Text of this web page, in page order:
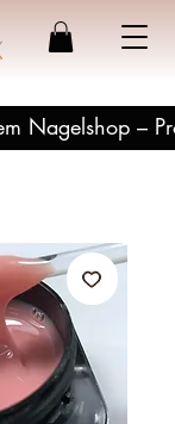
Nagelshop –